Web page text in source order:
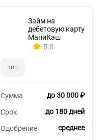
Займ на
дебетовую карту
МаниКэш
5.0
топ
Сумма до 30 000 ₽
Срок до 180 дней
Одобрение среднее